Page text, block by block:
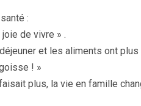
:
de vivre » .
et les aliments ont plus
! »
plus, la vie en famille